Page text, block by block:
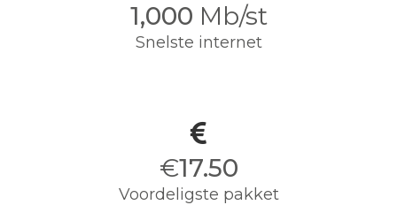
1,000 Mb/st
Snelste internet
€17.50
Voordeligste pakket